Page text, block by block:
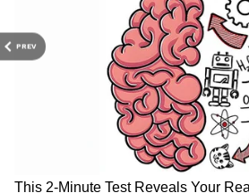
PREV